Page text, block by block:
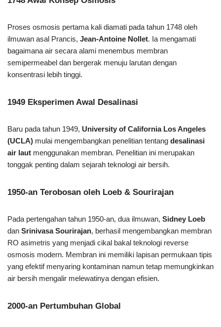
Proses osmosis pertama kali diamati pada tahun 1748 oleh
ilmuwan asal Prancis, Jean-Antoine Nollet. Ia mengamati
bagaimana air secara alami menembus membran
semipermeabel dan bergerak menuju larutan dengan
konsentrasi lebih tinggi.
1949 Eksperimen Awal Desalinasi
Baru pada tahun 1949, University of California Los Angeles
(UCLA) mulai mengembangkan penelitian tentang desalinasi
air laut menggunakan membran. Penelitian ini merupakan
tonggak penting dalam sejarah teknologi air bersih.
1950-an Terobosan oleh Loeb & Sourirajan
Pada pertengahan tahun 1950-an, dua ilmuwan, Sidney Loeb
dan Srinivasa Sourirajan, berhasil mengembangkan membran
RO asimetris yang menjadi cikal bakal teknologi reverse
osmosis modern. Membran ini memiliki lapisan permukaan tipis
yang efektif menyaring kontaminan namun tetap memungkinkan
air bersih mengalir melewatinya dengan efisien.
2000-an Pertumbuhan Global